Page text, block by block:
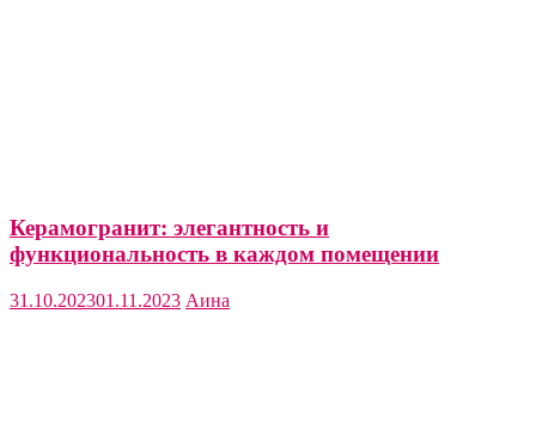
Керамогранит: элегантность и
функциональность в каждом помещении
31.10.202301.11.2023 Аина